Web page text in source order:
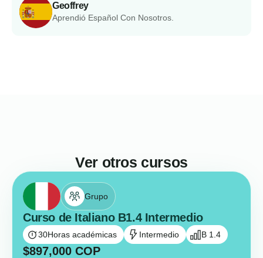
Geoffrey
Aprendió Español Con Nosotros.
Ver otros cursos
Grupo
Curso de Italiano B1.4 Intermedio
30Horas académicas Intermedio B 1.4
$897,000 COP